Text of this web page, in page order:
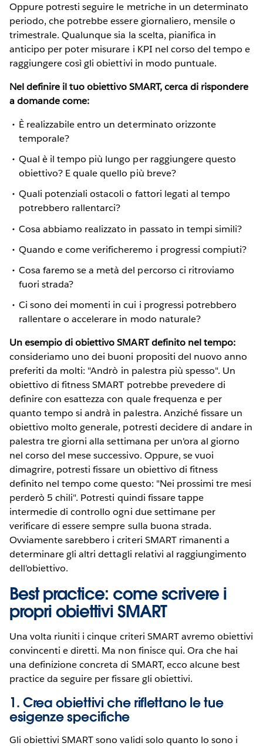
Oppure potresti seguire le metriche in un determinato
periodo, che potrebbe essere giornaliero, mensile o
trimestrale. Qualunque sia la scelta, pianifica in
anticipo per poter misurare i KPI nel corso del tempo e
raggiungere così gli obiettivi in modo puntuale.
Nel definire il tuo obiettivo SMART, cerca di rispondere
a domande come:
È realizzabile entro un determinato orizzonte
temporale?
Qual è il tempo più lungo per raggiungere questo
obiettivo? E quale quello più breve?
Quali potenziali ostacoli o fattori legati al tempo
potrebbero rallentarci?
Cosa abbiamo realizzato in passato in tempi simili?
Quando e come verificheremo i progressi compiuti?
Cosa faremo se a metà del percorso ci ritroviamo
fuori strada?
Ci sono dei momenti in cui i progressi potrebbero
rallentare o accelerare in modo naturale?
Un esempio di obiettivo SMART definito nel tempo:
consideriamo uno dei buoni propositi del nuovo anno
preferiti da molti: "Andrò in palestra più spesso". Un
obiettivo di fitness SMART potrebbe prevedere di
definire con esattezza con quale frequenza e per
quanto tempo si andrà in palestra. Anziché fissare un
obiettivo molto generale, potresti decidere di andare in
palestra tre giorni alla settimana per un'ora al giorno
nel corso del mese successivo. Oppure, se vuoi
dimagrire, potresti fissare un obiettivo di fitness
definito nel tempo come questo: "Nei prossimi tre mesi
perderò 5 chili". Potresti quindi fissare tappe
intermedie di controllo ogni due settimane per
verificare di essere sempre sulla buona strada.
Ovviamente sarebbero i criteri SMART rimanenti a
determinare gli altri dettagli relativi al raggiungimento
dell'obiettivo.
Best practice: come scrivere i
propri obiettivi SMART
Una volta riuniti i cinque criteri SMART avremo obiettivi
convincenti e diretti. Ma non finisce qui. Ora che hai
una definizione concreta di SMART, ecco alcune best
practice da seguire per fissare gli obiettivi.
1. Crea obiettivi che riflettano le tue
esigenze specifiche
Gli obiettivi SMART sono validi solo quanto lo sono i